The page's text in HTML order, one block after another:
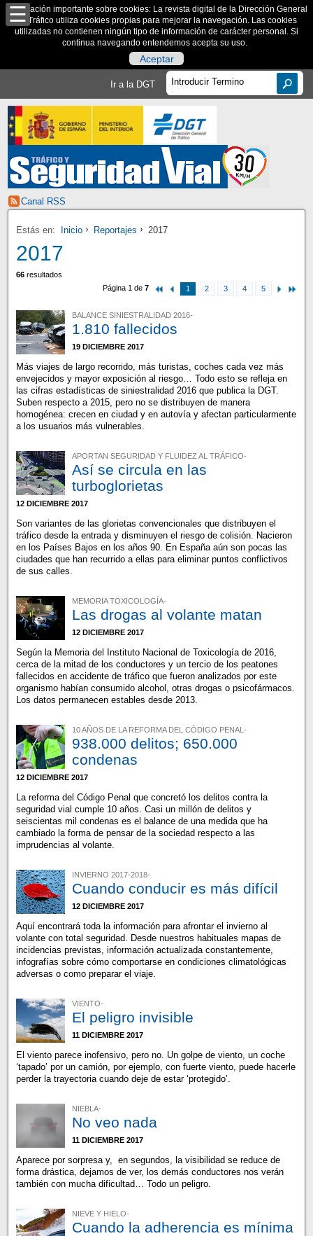
Información importante sobre cookies: La revista digital de la Dirección General
de Tráfico utiliza cookies propias para mejorar la navegación. Las cookies
utilizadas no contienen ningún tipo de información de carácter personal. Si
continua navegando entendemos acepta su uso.
Aceptar
Ir a la DGT
Canal RSS
Estás en: Inicio Reportajes 2017
2017
66resultados
Página 1 de7 1 2 3 4 5
BALANCE SINIESTRALIDAD 2016-
1.810 fallecidos
19 DICIEMBRE 2017
Más viajes de largo recorrido, más turistas, coches cada vez más
envejecidos y mayor exposición al riesgo… Todo esto se refleja en
las cifras estadísticas de siniestralidad 2016 que publica la DGT.
Suben respecto a 2015, pero no se distribuyen de manera
homogénea: crecen en ciudad y en autovía y afectan particularmente
a los usuarios más vulnerables.
APORTAN SEGURIDAD Y FLUIDEZ AL TRÁFICO-
Así se circula en las
turboglorietas
12 DICIEMBRE 2017
Son variantes de las glorietas convencionales que distribuyen el
tráfico desde la entrada y disminuyen el riesgo de colisión. Nacieron
en los Países Bajos en los años 90. En España aún son pocas las
ciudades que han recurrido a ellas para eliminar puntos conflictivos
de sus calles.
MEMORIA TOXICOLOGÍA-
Las drogas al volante matan
12 DICIEMBRE 2017
Según la Memoria del Instituto Nacional de Toxicología de 2016,
cerca de la mitad de los conductores y un tercio de los peatones
fallecidos en accidente de tráfico que fueron analizados por este
organismo habían consumido alcohol, otras drogas o psicofármacos.
Los datos permanecen estables desde 2013.
10 AÑOS DE LA REFORMA DEL CÓDIGO PENAL-
938.000 delitos; 650.000
condenas
12 DICIEMBRE 2017
La reforma del Código Penal que concretó los delitos contra la
seguridad vial cumple 10 años. Casi un millón de delitos y
seiscientas mil condenas es el balance de una medida que ha
cambiado la forma de pensar de la sociedad respecto a las
imprudencias al volante.
INVIERNO 2017-2018-
Cuando conducir es más difícil
12 DICIEMBRE 2017
Aquí encontrará toda la información para afrontar el invierno al
volante con total seguridad. Desde nuestros habituales mapas de
incidencias previstas, información actualizada constantemente,
infografías sobre cómo comportarse en condiciones climatológicas
adversas o como preparar el viaje.
VIENTO-
El peligro invisible
11 DICIEMBRE 2017
El viento parece inofensivo, pero no. Un golpe de viento, un coche
‘tapado’ por un camión, por ejemplo, con fuerte viento, puede hacerle
perder la trayectoria cuando deje de estar ‘protegido’.
NIEBLA-
No veo nada
11 DICIEMBRE 2017
Aparece por sorpresa y, en segundos, la visibilidad se reduce de
forma drástica, dejamos de ver, los demás conductores nos verán
también con mucha dificultad… Todo un peligro.
NIEVE Y HIELO-
Cuando la adherencia es mínima